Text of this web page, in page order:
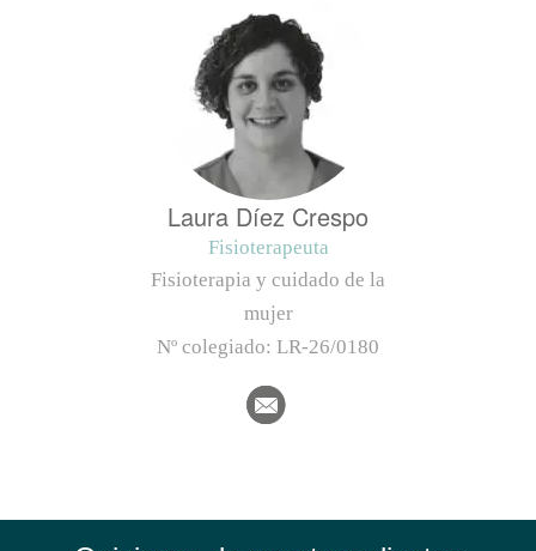
Laura Díez Crespo
Fisioterapeuta
Fisioterapia y cuidado de la
mujer
Nº colegiado: LR-26/0180